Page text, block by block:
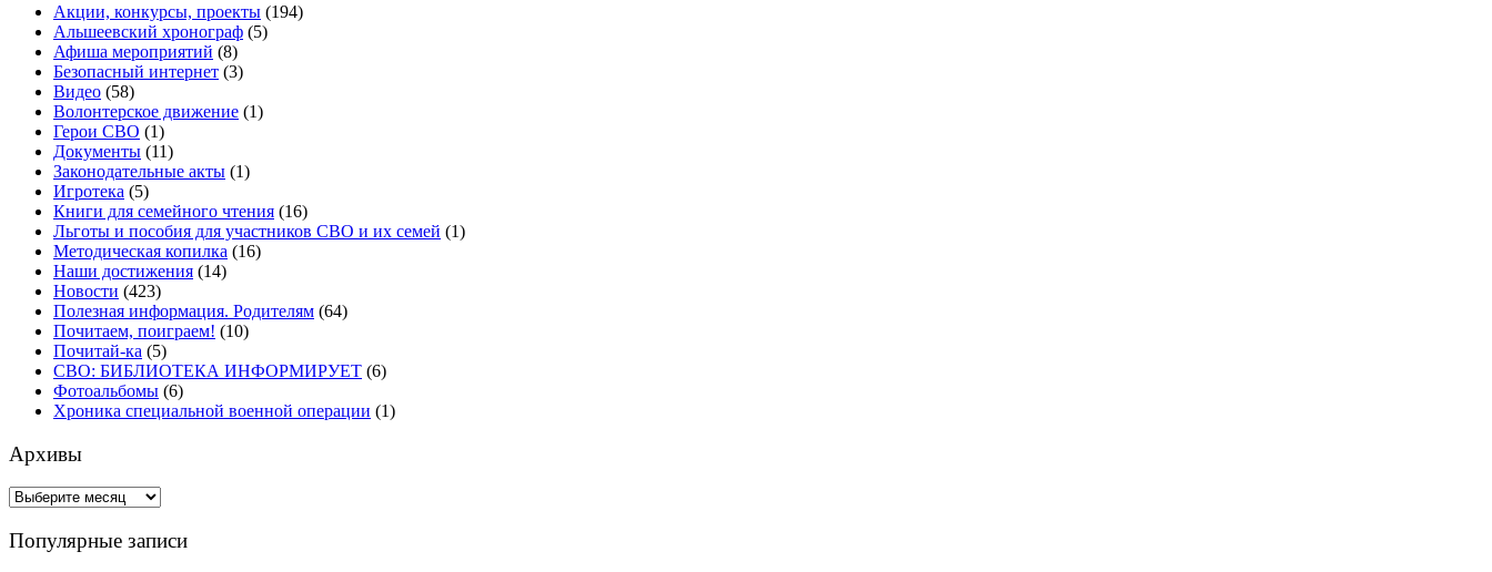
Акции, конкурсы, проекты (194)
Альшеевский хронограф (5)
Афиша мероприятий (8)
Безопасный интернет (3)
Видео (58)
Волонтерское движение (1)
Герои СВО (1)
Документы (11)
Законодательные акты (1)
Игротека (5)
Книги для семейного чтения (16)
Льготы и пособия для участников СВО и их семей (1)
Методическая копилка (16)
Наши достижения (14)
Новости (423)
Полезная информация. Родителям (64)
Почитаем, поиграем! (10)
Почитай-ка (5)
СВО: БИБЛИОТЕКА ИНФОРМИРУЕТ (6)
Фотоальбомы (6)
Хроника специальной военной операции (1)
Архивы
Архивы
Популярные записи